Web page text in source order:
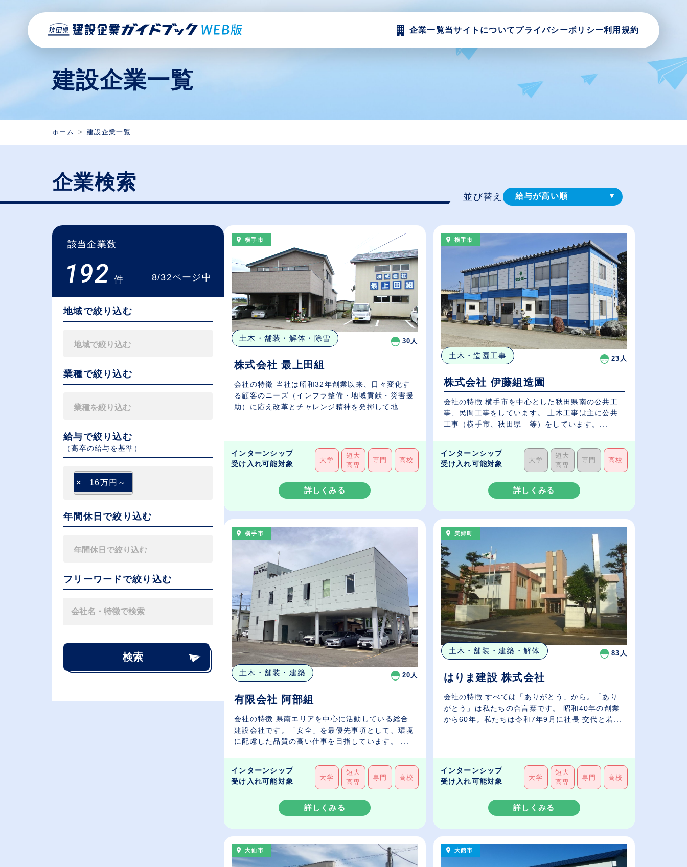
企業一覧当サイトについてプライバシーポリシー利用規約
建設企業一覧
ホーム 建設企業一覧
企業検索
該当企業数
192 件 8/32ページ中
地域で絞り込む
業種で絞り込む
給与で絞り込む
（⾼卒の給与を基準）
× 16万円～
年間休日で絞り込む
フリーワードで絞り込む
検索
並び替え 給与が高い順
休日数が多い順
横手市
土木・舗装・解体・除雪 30人
株式会社 最上田組
会社の特徴 当社は昭和32年創業以来、日々変化す
る顧客のニーズ（インフラ整備・地域貢献・災害援
助）に応え改革とチャレンジ精神を発揮して地...
インターンシップ
受け入れ可能対象
大学
短大
高専
専門 高校
詳しくみる
横手市
土木・造園工事 23人
株式会社 伊藤組造園
会社の特徴 横手市を中心とした秋田県南の公共工
事、民間工事をしています。 土木工事は主に公共
工事（横手市、秋田県 等）をしています。...
インターンシップ
受け入れ可能対象
大学
短大
高専
専門 高校
詳しくみる
横手市
土木・舗装・建築 20人
有限会社 阿部組
会社の特徴 県南エリアを中心に活動している総合
建設会社です。「安全」を最優先事項として、環境
に配慮した品質の高い仕事を目指しています。 ...
インターンシップ
受け入れ可能対象
大学
短大
高専
専門 高校
詳しくみる
美郷町
土木・舗装・建築・解体 83人
はりま建設 株式会社
会社の特徴 すべては「ありがとう」から。「あり
がとう」は私たちの合言葉です。 昭和40年の創業
から60年。私たちは令和7年9月に社長 交代と若...
インターンシップ
受け入れ可能対象
大学
短大
高専
専門 高校
詳しくみる
大仙市 大館市